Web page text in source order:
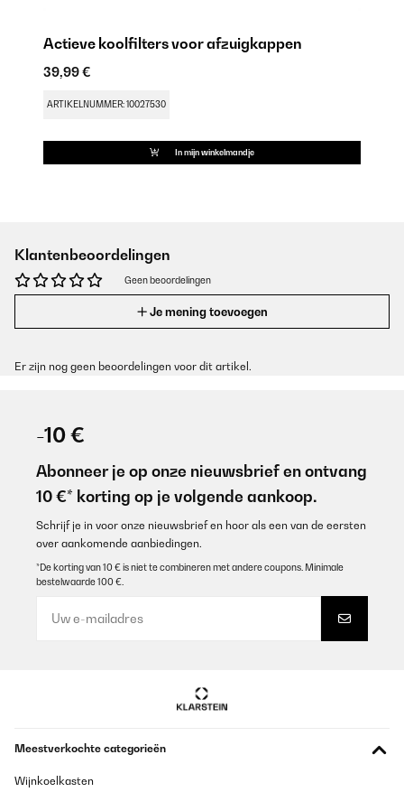
Actieve koolfilters voor afzuigkappen
39,99 €
ARTIKELNUMMER: 10027530
In mijn winkelmandje
Klantenbeoordelingen
Geen beoordelingen
Je mening toevoegen
Er zijn nog geen beoordelingen voor dit artikel.
-10 €
Abonneer je op onze nieuwsbrief en ontvang
10 €* korting op je volgende aankoop.
Schrijf je in voor onze nieuwsbrief en hoor als een van de eersten
over aankomende aanbiedingen.
*De korting van 10 € is niet te combineren met andere coupons. Minimale
bestelwaarde 100 €.
Meestverkochte categorieën
Wijnkoelkasten